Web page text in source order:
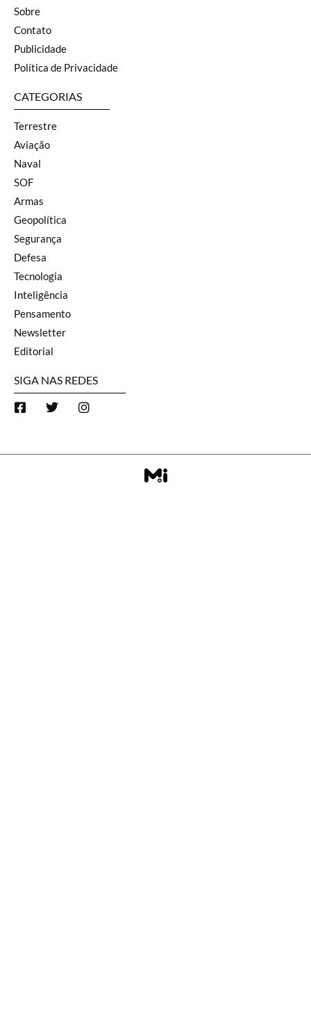
Sobre
Contato
Publicidade
Política de Privacidade
CATEGORIAS
Terrestre
Aviação
Naval
SOF
Armas
Geopolítica
Segurança
Defesa
Tecnologia
Inteligência
Pensamento
Newsletter
Editorial
SIGA NAS REDES